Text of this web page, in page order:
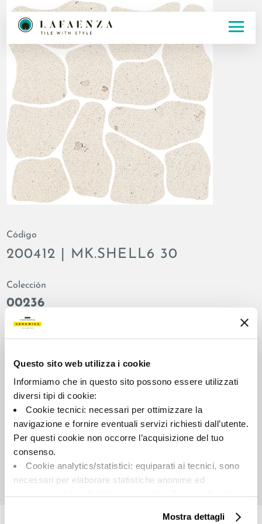
Questo sito web utilizza i cookie
Informiamo che in questo sito possono essere utilizzati
diversi tipi di cookie:
Cookie tecnici: necessari per ottimizzare la
navigazione e fornire eventuali servizi richiesti dall’utente.
Per questi cookie non occorre l’acquisizione del tuo
consenso.
Cookie analytics/statistici: equiparati ai tecnici, sono
necessari per elaborare statistiche anonime ed
Cookie di profilazione/marketing: sono utilizzati, solo
Mostra dettagli
Código
200412 | MK.SHELL6 30
Colección
00236
Color:
Almond
Fondo
Formato:
30.0x30.0
matt
opaco
Destonalización:
Unidad de medida:
MQ